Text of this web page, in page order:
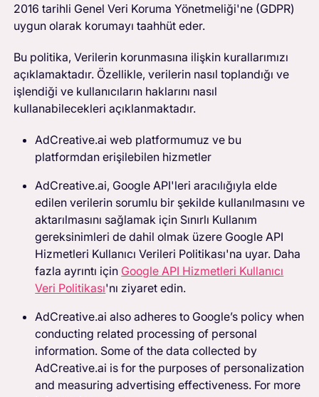
2016 tarihli Genel Veri Koruma Yönetmeliği'ne (GDPR)
uygun olarak korumayı taahhüt eder.
Bu politika, Verilerin korunmasına ilişkin kurallarımızı
açıklamaktadır. Özellikle, verilerin nasıl toplandığı ve
işlendiği ve kullanıcıların haklarını nasıl
kullanabilecekleri açıklanmaktadır.
AdCreative.ai web platformumuz ve bu
platformdan erişilebilen hizmetler
AdCreative.ai, Google API'leri aracılığıyla elde
edilen verilerin sorumlu bir şekilde kullanılmasını ve
aktarılmasını sağlamak için Sınırlı Kullanım
gereksinimleri de dahil olmak üzere Google API
Hizmetleri Kullanıcı Verileri Politikası'na uyar. Daha
fazla ayrıntı için Google API Hizmetleri Kullanıcı
Veri Politikası'nı ziyaret edin.
AdCreative.ai also adheres to Google’s policy when
conducting related processing of personal
information. Some of the data collected by
AdCreative.ai is for the purposes of personalization
and measuring advertising effectiveness. For more